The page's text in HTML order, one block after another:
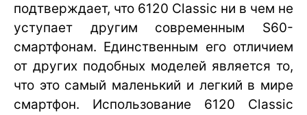
подтверждает, что 6120 Classic ни в чем не
уступает другим современным S60-
смартфонам. Единственным его отличием
от других подобных моделей является то,
что это самый маленький и легкий в мире
смартфон. Использование 6120 Classic